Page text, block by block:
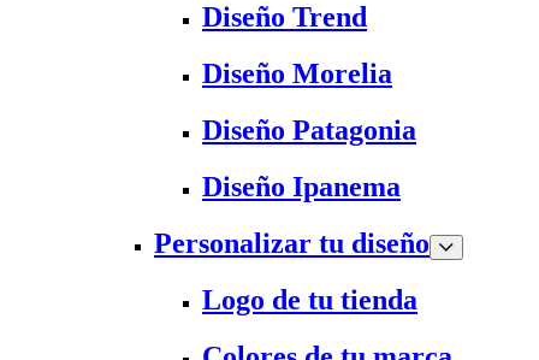
Diseño Trend
Diseño Morelia
Diseño Patagonia
Diseño Ipanema
Personalizar tu diseño
Logo de tu tienda